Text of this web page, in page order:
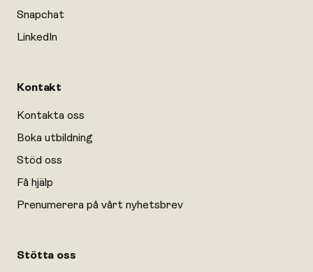
Snapchat
LinkedIn
Kontakt
Kontakta oss
Boka utbildning
Stöd oss
Få hjälp
Prenumerera på vårt nyhetsbrev
Stötta oss